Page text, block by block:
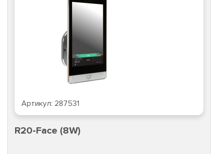
Артикул: 287531
R20-Face (8W)